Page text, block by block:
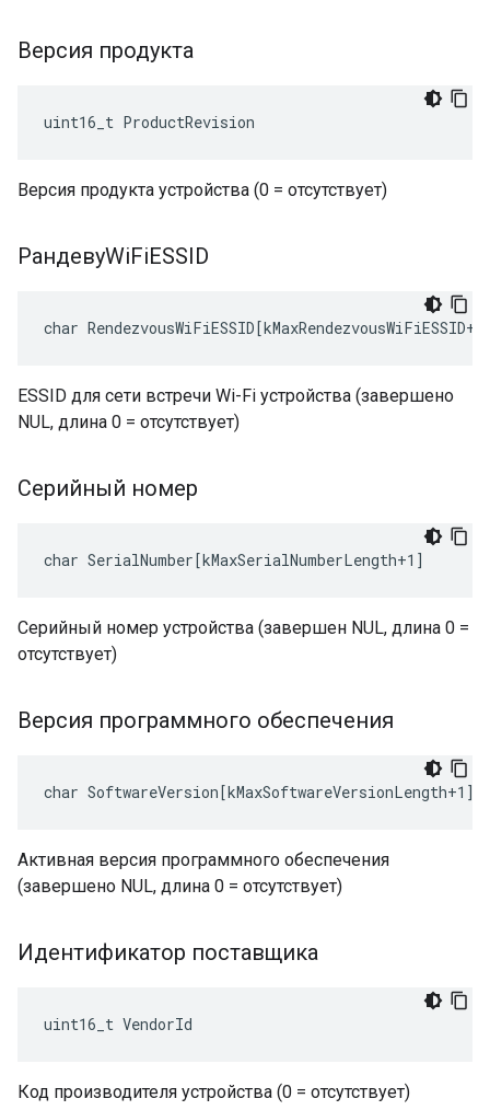
Версия продукта
uint16_t ProductRevision
Версия продукта устройства (0 = отсутствует)
РандевуWiFiESSID
char
ESSID для сети встречи Wi-Fi устройства (завершено
NUL, длина 0 = отсутствует)
Серийный номер
char SerialNumber[kMaxSerialNumberLength+1]
Серийный номер устройства (завершен NUL, длина 0 =
отсутствует)
Версия программного обеспечения
char SoftwareVersion[kMaxSoftwareVersionLength+1]
Активная версия программного обеспечения
(завершено NUL, длина 0 = отсутствует)
Идентификатор поставщика
uint16_t VendorId
Код производителя устройства (0 = отсутствует)